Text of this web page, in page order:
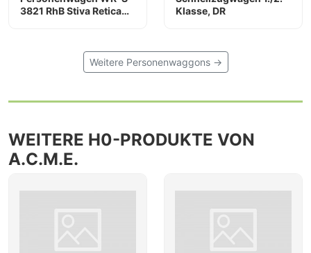
3821 RhB Stiva Retica
Klasse, DR
Weitere Personenwaggons →
WEITERE H0-PRODUKTE VON
A.C.M.E.